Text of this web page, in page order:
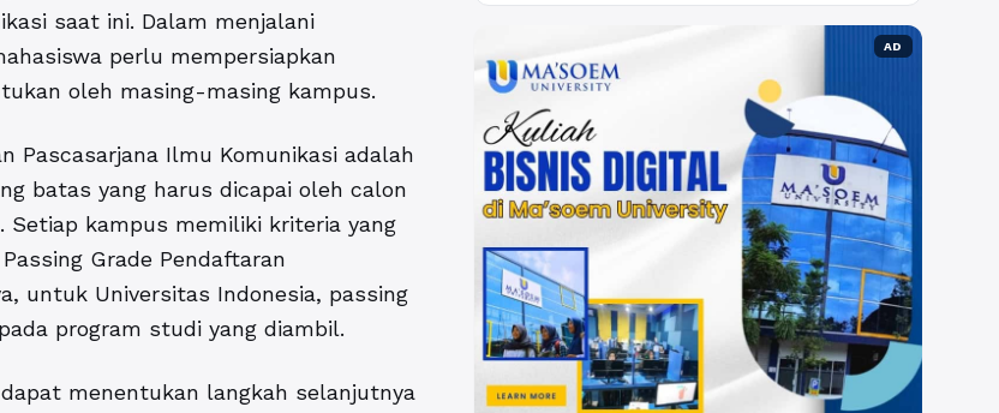
saat ini. Dalam menjalani
perlu mempersiapkan
oleh masing-masing kampus.
Pascasarjana Ilmu Komunikasi adalah
batas yang harus dicapai oleh calon
Setiap kampus memiliki kriteria yang
Grade Pendaftaran
untuk Universitas Indonesia, passing
program studi yang diambil.
menentukan langkah selanjutnya
AD